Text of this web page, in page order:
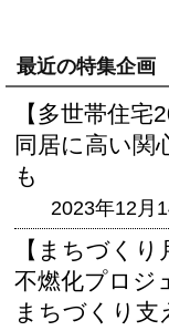
最近の特集企画
【多世帯住
同居に高い関
も
2023年12月
【まちづく
不燃化プロジ
まちづくり支